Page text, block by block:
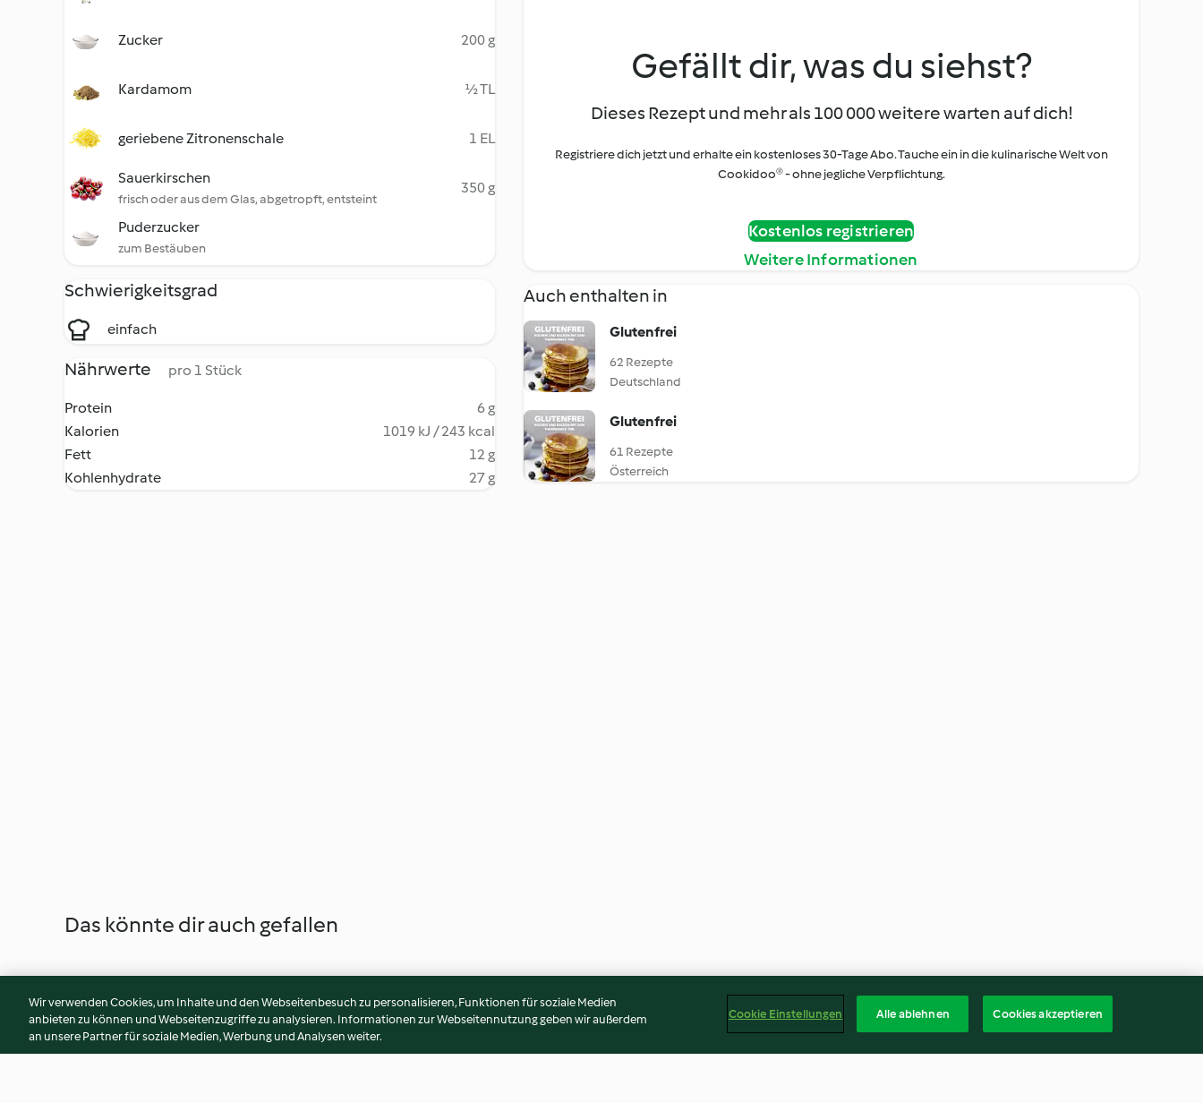
Zucker 200 g
Kardamom ½ TL
geriebene Zitronenschale 1 EL
Sauerkirschen
frisch oder aus dem Glas, abgetropft, entsteint
350 g
Puderzucker
zum Bestäuben
Schwierigkeitsgrad
einfach
Nährwerte pro 1 Stück
Protein
6 g
Kalorien
1019 kJ / 243 kcal
Fett
12 g
Kohlenhydrate
27 g
Gefällt dir, was du siehst?
Dieses Rezept und mehr als 100 000 weitere warten auf dich!
Registriere dich jetzt und erhalte ein kostenloses 30-Tage Abo. Tauche ein in die kulinarische Welt von
Cookidoo® - ohne jegliche Verpflichtung.
Kostenlos registrieren
Weitere Informationen
Auch enthalten in
Glutenfrei
62 Rezepte
Deutschland
Glutenfrei
61 Rezepte
Österreich
Das könnte dir auch gefallen
Wir verwenden Cookies, um Inhalte und den Webseitenbesuch zu personalisieren, Funktionen für soziale Medien
anbieten zu können und Webseitenzugriffe zu analysieren. Informationen zur Webseitennutzung geben wir außerdem
an unsere Partner für soziale Medien, Werbung und Analysen weiter.
Cookie Einstellungen Alle ablehnen Cookies akzeptieren